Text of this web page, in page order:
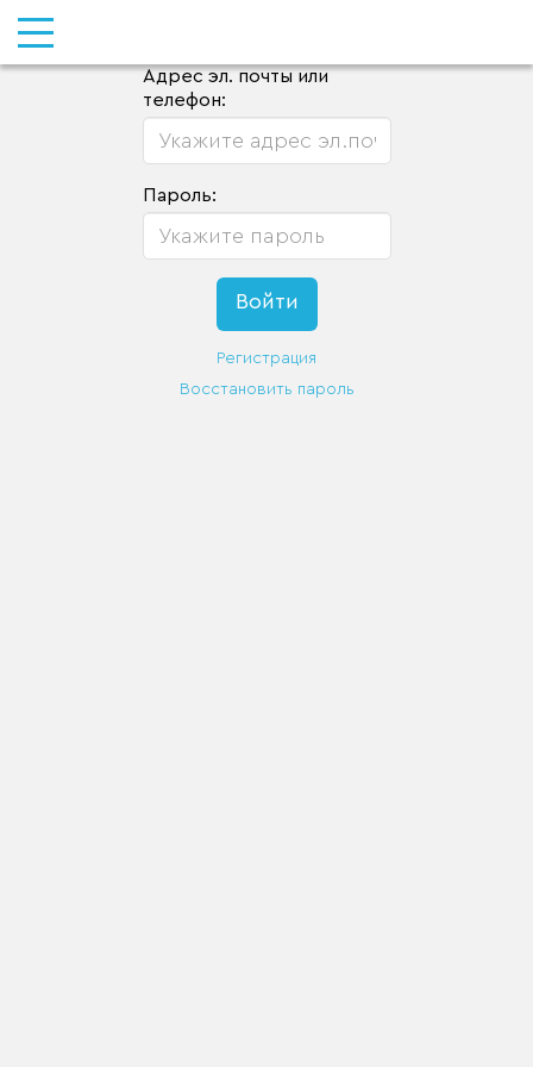
Адрес эл. почты или
телефон:
Пароль:
Регистрация
Восстановить пароль